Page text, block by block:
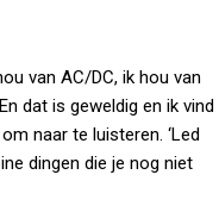
van AC/DC, ik hou van
dat is geweldig en ik vind
naar te luisteren. ‘Led
dingen die je nog niet